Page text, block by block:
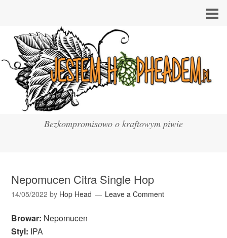
Bezkompromisowo o kraftowym piwie
Nepomucen Citra Single Hop
14/05/2022 by Hop Head Leave a Comment
Browar: Nepomucen
Styl: IPA